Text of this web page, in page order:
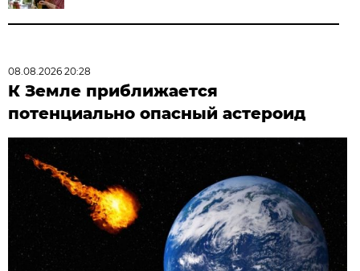
08.08.2026 20:28
К Земле приближается
потенциально опасный астероид